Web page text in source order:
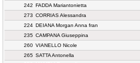
242 FADDA Mariantonietta
273 CORRIAS Alessandra
224 DEIANA Morgan Anna fran
235 CAMPANA Giuseppina
260 VIANELLO Nicole
265 SATTA Antonella